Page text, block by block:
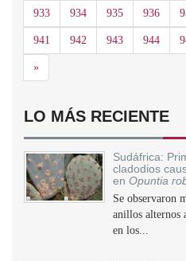
933 934 935 936
941 942 943 944
»Siguiente
LO MÁS RECIENTE
Sudáfrica:
cladodios
en Opuntia
Se observaron
anillos alternos
en los...